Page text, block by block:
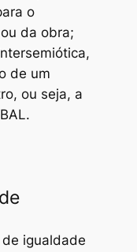
o
da obra;
de um
ou seja, a
igualdade